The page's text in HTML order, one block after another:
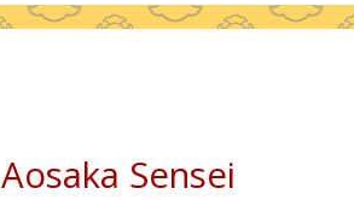
Aosaka Sensei